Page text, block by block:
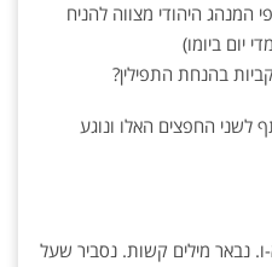
המנהג היהודי מצווה להניח
יום ביומו)
בהנחת התפילין?
החפצים האלו ונוגע
נבאר מילים קשות. נסביר שעל